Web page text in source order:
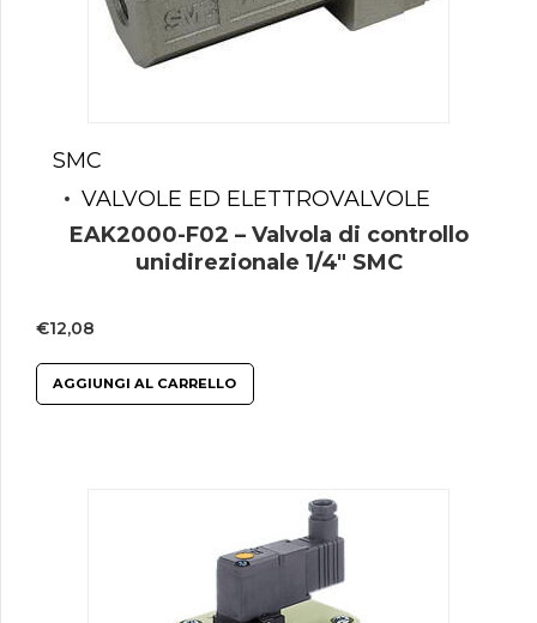
SMC
VALVOLE ED ELETTROVALVOLE
EAK2000-F02 – Valvola di controllo
unidirezionale 1/4″ SMC
€12,08
AGGIUNGI AL CARRELLO